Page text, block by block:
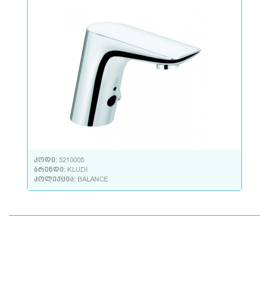
კოდი: 5210005
ბრენდი: KLUDI
კოლექცია: BALANCE